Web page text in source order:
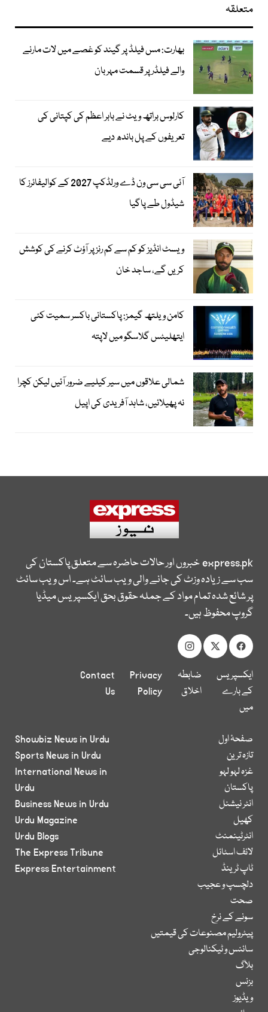
متعلقہ
بھارت: مس فیلڈ پر گیند کو غصے میں لات مارنے
والے فیلڈر پر قسمت مہربان
کارلوس براتھ ویٹ نے بابر اعظم کی کپتانی کی
تعریفوں کے پل باندھ دیے
آئی سی سی ون ڈے ورلڈکپ 2027 کے کوالیفائرز کا
شیڈول طے پاگیا
ویسٹ انڈیز کو کم سے کم رنز پر آؤٹ کرنے کی کوشش
کریں گے، ساجد خان
کامن ویلتھ گیمز: پاکستانی باکسر سمیت کئی
ایتھلیٹس گلاسگو میں لاپتہ
شمالی علاقوں میں سیر کیلیے ضرور آئیں لیکن کچرا
نہ پھیلائیں، شاہد آفریدی کی اپیل
express.pkخبروں اور حالات حاضرہ سے متعلق پاکستان کی
سب سے زیادہ وزٹ کی جانے والی ویب سائٹ ہے۔ اس ویب سائٹ
پر شائع شدہ تمام مواد کے جملہ حقوق بحق ایکسپریس میڈیا
گروپ محفوظ ہیں۔
ایکسپریس
کے بارے
میں
ضابطہ
اخلاق
Privacy
Policy
Contact
Us
صفحۂ اول
تازہ ترین
غزہ لہو لہو
پاکستان
انٹر نیشنل
کھیل
انٹرٹینمنٹ
لائف اسٹائل
ٹاپ ٹرینڈ
دلچسپ و عجیب
صحت
سونے کے نرخ
پیٹرولیم مصنوعات کی قیمتیں
سائنس و ٹیکنالوجی
بلاگ
بزنس
ویڈیوز
Showbiz News in Urdu
Sports News in Urdu
International News in
Urdu
Business News in Urdu
Urdu Magazine
Urdu Blogs
The Express Tribune
Express Entertainment